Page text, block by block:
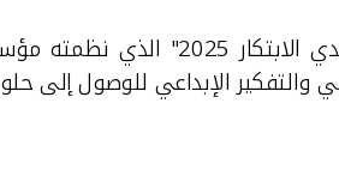
العلمي (
الإبداعي للوصول إلى